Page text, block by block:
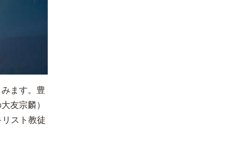
ます。豊
友宗麟）
スト教徒